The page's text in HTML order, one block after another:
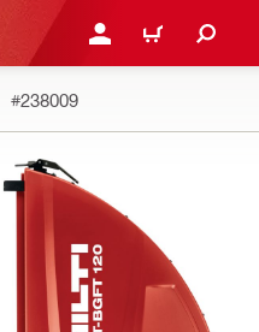
GIRIŞ YAP YA DA KAYIT
SEPET
#238009